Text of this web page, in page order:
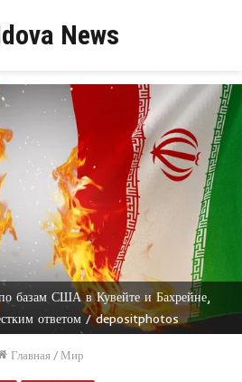
News
базам США в Кувейте и Бахрейне,
ответом / depositphotos
Главная / Мир